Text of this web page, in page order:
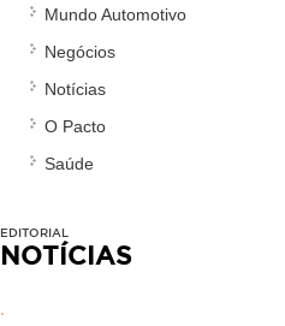
Mundo Automotivo
Negócios
Notícias
O Pacto
Saúde
EDITORIAL
NOTÍCIAS
.